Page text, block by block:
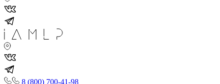
8 (800) 700-41-98